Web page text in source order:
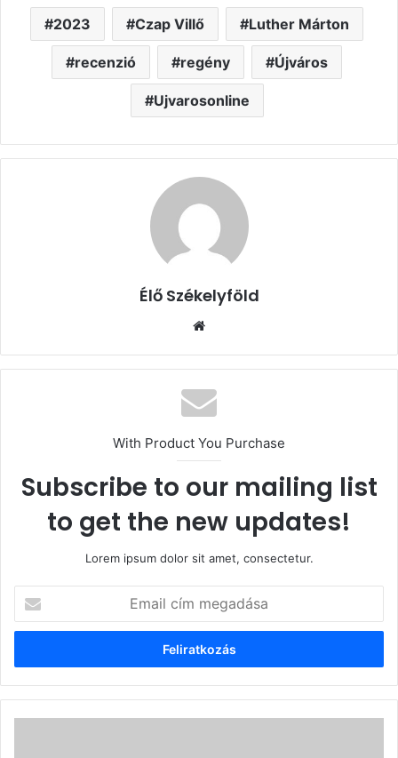
2023 Czap Villő Luther Márton
recenzió regény Újváros
Ujvarosonline
Élő Székelyföld
With Product You Purchase
Subscribe to our mailing list
to get the new updates!
Lorem ipsum dolor sit amet, consectetur.
cím
megadása